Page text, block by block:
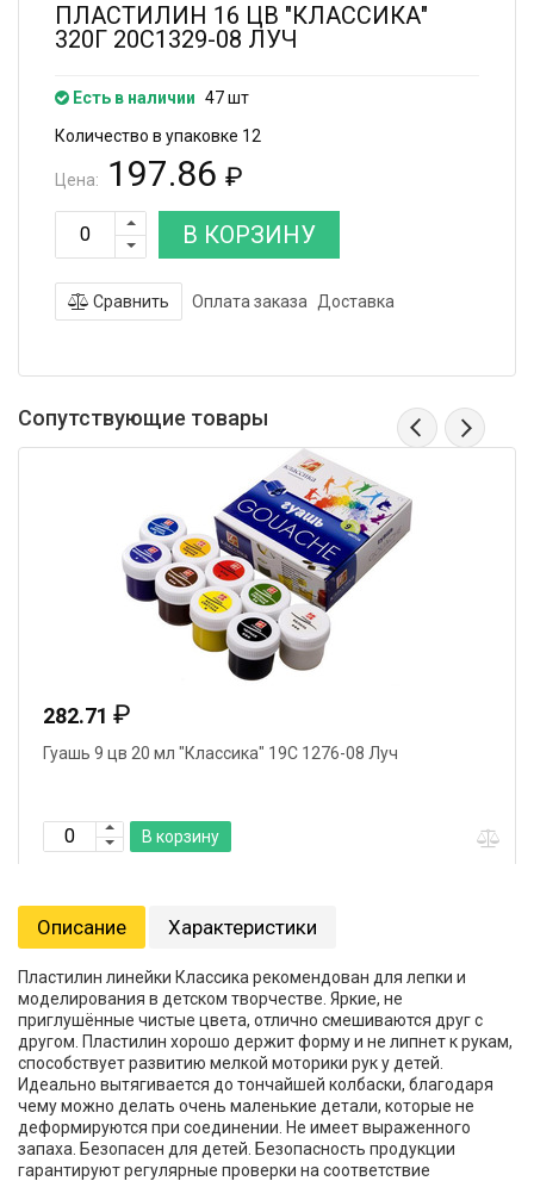
ПЛАСТИЛИН 16 ЦВ "КЛАССИКА"
320Г 20С1329-08 ЛУЧ
Есть в наличии 47 шт
Количество в упаковке 12
Цена: 197.86 ₽
В КОРЗИНУ
Сравнить Оплата заказа Доставка
Сопутствующие товары
282.71 ₽
Гуашь 9 цв 20 мл "Классика" 19С 1276-08 Луч
В корзину
Описание Характеристики
Пластилин линейки Классика рекомендован для лепки и
моделирования в детском творчестве. Яркие, не
приглушённые чистые цвета, отлично смешиваются друг с
другом. Пластилин хорошо держит форму и не липнет к рукам,
способствует развитию мелкой моторики рук у детей.
Идеально вытягивается до тончайшей колбаски, благодаря
чему можно делать очень маленькие детали, которые не
деформируются при соединении. Не имеет выраженного
запаха. Безопасен для детей. Безопасность продукции
гарантируют регулярные проверки на соответствие